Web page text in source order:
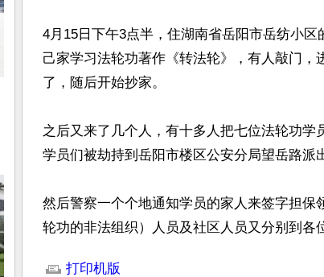
4月15日下午3点半，住湖南省岳阳市岳纺小
己家学习法轮功著作《转法轮》，有人敲门
了，随后开始抄家。
之后又来了几个人，有十多人把七位法轮功学
学员们被劫持到岳阳市楼区公安分局望岳路派
然后警察一个个地通知学员的家人来签字担保
轮功的非法组织）人员及社区人员又分别到
打印机版